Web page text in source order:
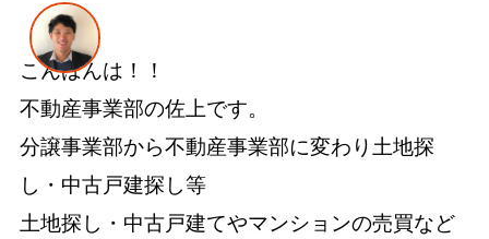
こんばんは！！
不動産事業部の佐上です。
分譲事業部から不動産事業部に変わり土地探
し・中古戸建探し等
土地探し・中古戸建てやマンションの売買など